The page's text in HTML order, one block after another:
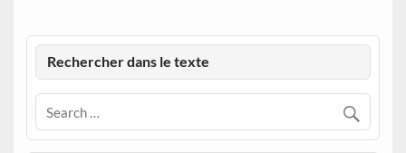
Rechercher dans le texte